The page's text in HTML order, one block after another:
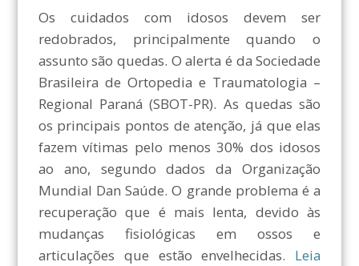
Os cuidados com idosos devem ser
redobrados, principalmente quando o
assunto são quedas. O alerta é da Sociedade
Brasileira de Ortopedia e Traumatologia –
Regional Paraná (SBOT-PR). As quedas são
os principais pontos de atenção, já que elas
fazem vítimas pelo menos 30% dos idosos
ao ano, segundo dados da Organização
Mundial Dan Saúde. O grande problema é a
recuperação que é mais lenta, devido às
mudanças fisiológicas em ossos e
articulações que estão envelhecidas. Leia